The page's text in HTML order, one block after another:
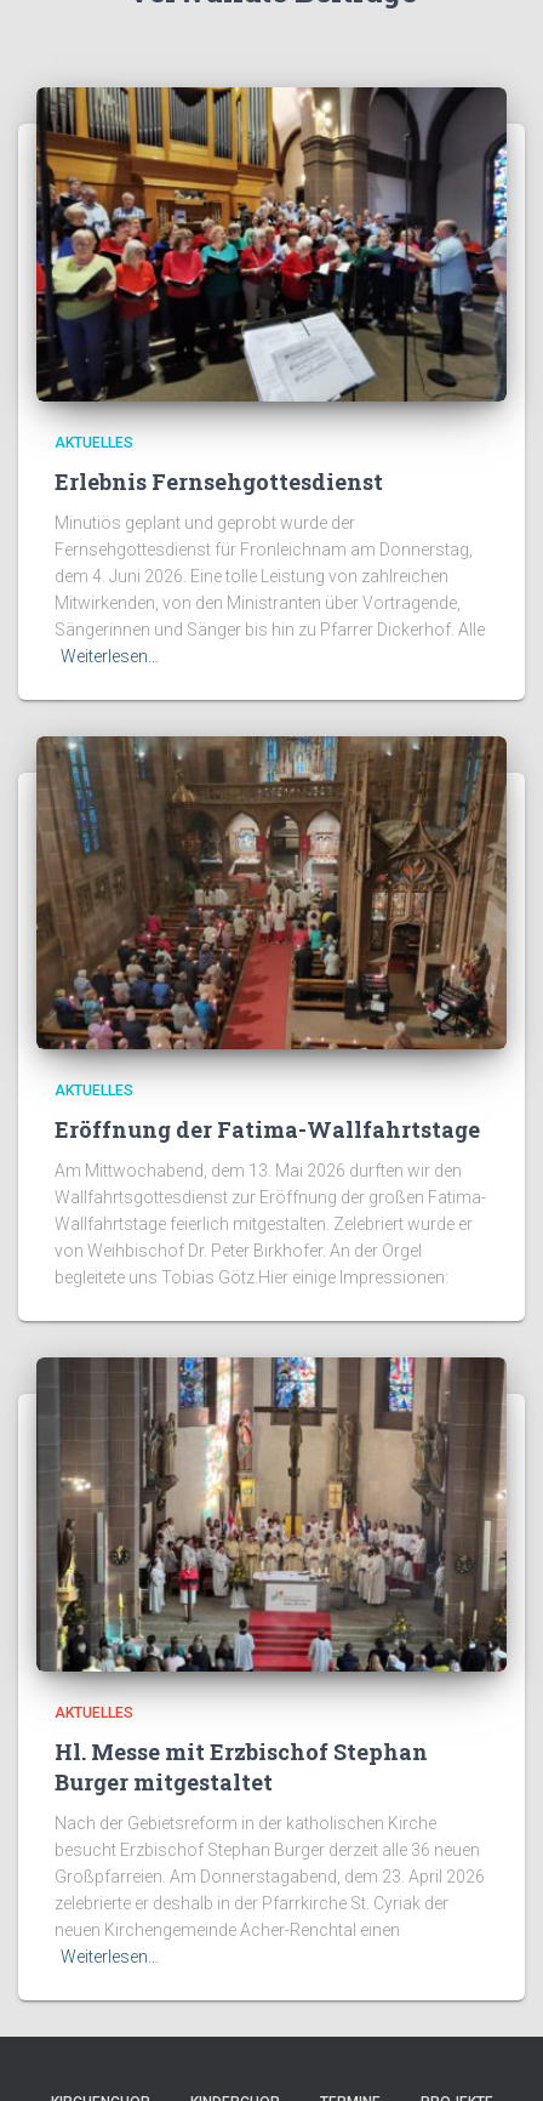
AKTUELLES
Erlebnis Fernsehgottesdienst
Minutiös geplant und geprobt wurde der
Fernsehgottesdienst für Fronleichnam am Donnerstag,
dem 4. Juni 2026. Eine tolle Leistung von zahlreichen
Mitwirkenden, von den Ministranten über Vortragende,
Sängerinnen und Sänger bis hin zu Pfarrer Dickerhof. Alle
Weiterlesen…
AKTUELLES
Eröffnung der Fatima-Wallfahrtstage
Am Mittwochabend, dem 13. Mai 2026 durften wir den
Wallfahrtsgottesdienst zur Eröffnung der großen Fatima-
Wallfahrtstage feierlich mitgestalten. Zelebriert wurde er
von Weihbischof Dr. Peter Birkhofer. An der Orgel
begleitete uns Tobias Götz.Hier einige Impressionen:
AKTUELLES
Hl. Messe mit Erzbischof Stephan
Burger mitgestaltet
Nach der Gebietsreform in der katholischen Kirche
besucht Erzbischof Stephan Burger derzeit alle 36 neuen
Großpfarreien. Am Donnerstagabend, dem 23. April 2026
zelebrierte er deshalb in der Pfarrkirche St. Cyriak der
neuen Kirchengemeinde Acher-Renchtal einen
Weiterlesen…